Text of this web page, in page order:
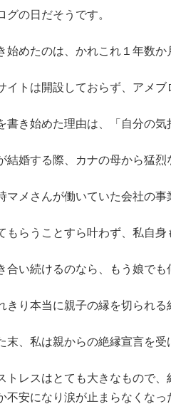
グの日だそうです。
始めたのは、かれこれ１年数か
サイトは開設しておらず、
書き始めた理由は、「自分の
結婚する際、カナの母から猛烈
マメさんが働いていた会社の事
もらうことすら叶わず、私自身
合い続けるのなら、もう娘でも
きり本当に親子の縁を切られる
末、私は親からの絶縁宣言を受
トレスはとても大きなもので
不安になり涙が止まらなくな